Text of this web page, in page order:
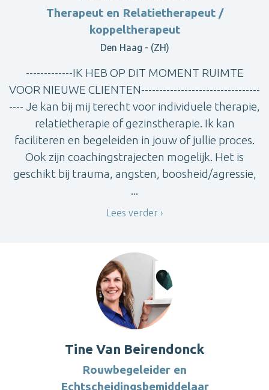
Therapeut en Relatietherapeut /
koppeltherapeut
Den Haag - (ZH)
-------------IK HEB OP DIT MOMENT RUIMTE
VOOR NIEUWE CLIENTEN---------------------------------
---- Je kan bij mij terecht voor individuele therapie,
relatietherapie of gezinstherapie. Ik kan
faciliteren en begeleiden in jouw of jullie proces.
Ook zijn coachingstrajecten mogelijk. Het is
geschikt bij trauma, angsten, boosheid/agressie,
...
Lees verder
Tine Van Beirendonck
Rouwbegeleider en
Echtscheidingsbemiddelaar